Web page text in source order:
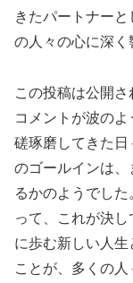
きたパートナー
の人々の心に深く
この投稿は公開
コメントが波の
磋琢磨してきた日
のゴールインは
るかのようでし
って、これが決
に歩む新しい人
ことが、多くの人